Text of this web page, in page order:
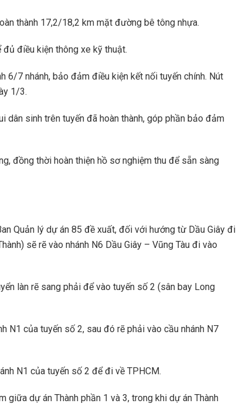
thành 17,2/18,2 km mặt đường bê tông nhựa.
điều kiện thông xe kỹ thuật.
6/7 nhánh, bảo đảm điều kiện kết nối tuyến chính. Nút
1/3.
sinh trên tuyến đã hoàn thành, góp phần bảo đảm
đồng thời hoàn thiện hồ sơ nghiệm thu để sẵn sàng
Quản lý dự án 85 đề xuất, đối với hướng từ Dầu Giây đi
sẽ rẽ vào nhánh N6 Dầu Giây – Vũng Tàu đi vào
làn rẽ sang phải để vào tuyến số 2 (sân bay Long
N1 của tuyến số 2, sau đó rẽ phải vào cầu nhánh N7
N1 của tuyến số 2 để đi về TPHCM.
giữa dự án Thành phần 1 và 3, trong khi dự án Thành